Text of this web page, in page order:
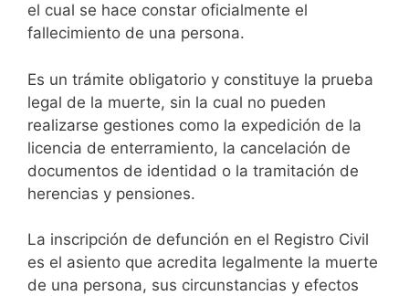
el cual se hace constar oficialmente el
fallecimiento de una persona.
Es un trámite obligatorio y constituye la prueba
legal de la muerte, sin la cual no pueden
realizarse gestiones como la expedición de la
licencia de enterramiento, la cancelación de
documentos de identidad o la tramitación de
herencias y pensiones.
La inscripción de defunción en el Registro Civil
es el asiento que acredita legalmente la muerte
de una persona, sus circunstancias y efectos